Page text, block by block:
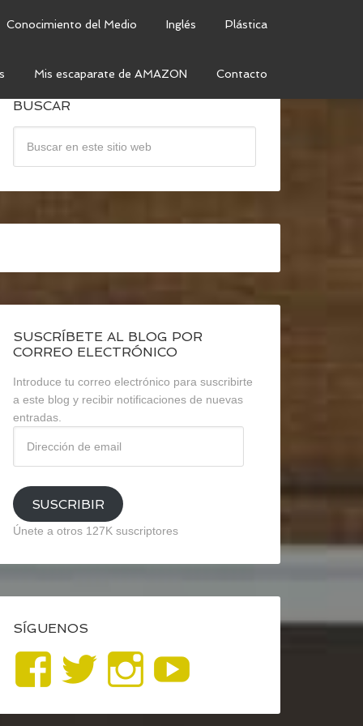
Conocimiento del Medio Inglés Plástica
Mis escaparate de AMAZON Contacto
BUSCAR
SUSCRÍBETE AL BLOG POR
CORREO ELECTRÓNICO
Introduce tu correo electrónico para suscribirte
a este blog y recibir notificaciones de nuevas
entradas.
email
SUSCRIBIR
Únete a otros 127K suscriptores
SÍGUENOS
Ver
perfil
Ver
perfil
Ver
perfil